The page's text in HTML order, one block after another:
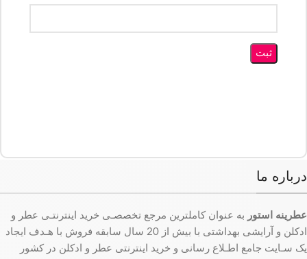
درباره ما
عطرینه استور به عنوان کاملترین مرجع تخصصـی خرید اینترنتـی عطر و
ادکلن و آرایشی بهداشتی با بیش از 20 سال سابقه فروش با هـدف ایجاد
یک سـایت جامع اطـلاع رسانی و خرید اینترنتی عطر و ادکلن در کشور